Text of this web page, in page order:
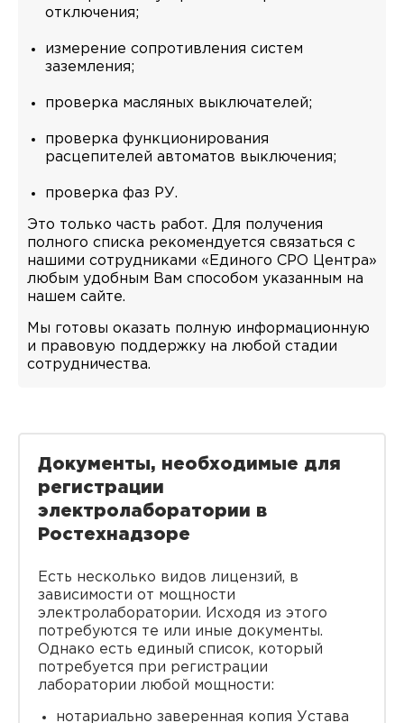
отключения;
измерение сопротивления систем
заземления;
проверка масляных выключателей;
проверка функционирования
расцепителей автоматов выключения;
проверка фаз РУ.
Это только часть работ. Для получения
полного списка рекомендуется связаться с
нашими сотрудниками «Единого СРО Центра»
любым удобным Вам способом указанным на
нашем сайте.
Мы готовы оказать полную информационную
и правовую поддержку на любой стадии
сотрудничества.
Документы, необходимые для
регистрации
электролаборатории в
Ростехнадзоре
Есть несколько видов лицензий, в
зависимости от мощности
электролаборатории. Исходя из этого
потребуются те или иные документы.
Однако есть единый список, который
потребуется при регистрации
лаборатории любой мощности:
нотариально заверенная копия Устава